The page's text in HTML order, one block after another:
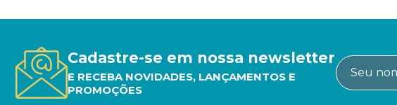
Cadastre-se em nossa newsletter
E RECEBA NOVIDADES, LANÇAMENTOS E
PROMOÇÕES